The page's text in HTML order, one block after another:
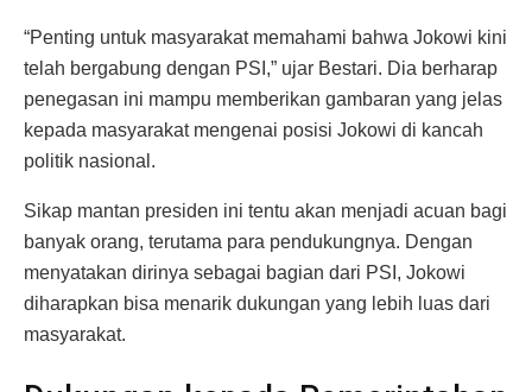
“Penting untuk masyarakat memahami bahwa Jokowi kini
telah bergabung dengan PSI,” ujar Bestari. Dia berharap
penegasan ini mampu memberikan gambaran yang jelas
kepada masyarakat mengenai posisi Jokowi di kancah
politik nasional.
Sikap mantan presiden ini tentu akan menjadi acuan bagi
banyak orang, terutama para pendukungnya. Dengan
menyatakan dirinya sebagai bagian dari PSI, Jokowi
diharapkan bisa menarik dukungan yang lebih luas dari
masyarakat.